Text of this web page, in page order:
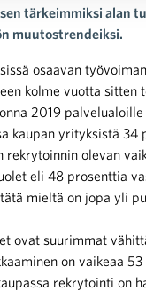
tärkeimmiksi alan
muutostrendeiksi.
osaavan
kolme vuotta sitten
2019
kaupan yrityksistä 34
rekrytoinnin olevan
eli 48 prosenttia
mieltä on jopa yli
ovat suurimmat
on vaikeaa
rekrytointi on